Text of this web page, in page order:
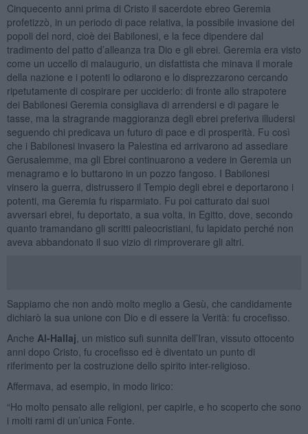
Cinquecento anni prima di Cristo il sacerdote ebreo Geremia
profetizzò, in un periodo di pace relativa, la possibile invasione dei
popoli del nord, cioè dei Babilonesi, e la fece dipendere dal
tradimento del patto d’alleanza tra Dio e gli ebrei. Geremia era visto
come un uccello di malaugurio, un disfattista che minava il morale
della nazione e i potenti lo odiarono e lo disprezzarono cercando
ripetutamente di cospirare per ucciderlo: di fronte allo strapotere
dei Babilonesi Geremia consigliava di arrendersi e di pagare le
tasse, ma la stragrande maggioranza degli ebrei preferiva illudersi
seguendo chi predicava un futuro di pace e di prosperità. Fu così
che i Babilonesi invasero la Palestina ed arrivarono ad assediare
Gerusalemme, ma gli Ebrei continuarono a vedere in Geremia un
menagramo e lo buttarono in un pozzo fangoso. I Babilonesi
vinsero la guerra, distrussero il Tempio degli ebrei e deportarono i
potenti, ma Geremia fu risparmiato. Fu poi catturato dai suoi
avversari ebrei, fu deportato, a sua volta, in Egitto, dove, secondo
quanto tramandano gli scritti paleocristiani, fu lapidato perché non
aveva abbandonato il suo vizio di rimproverare gli altri.
Sappiamo che non andò molto meglio a Gesù, che candidamente
dichiarò la sua unione con Dio e di essere la Verità: fu crocefisso.
Anche Al-Hallaj , un mistico sufi sunnita dell’Iran, vissuto ottocento
anni dopo Cristo, fu crocefisso ed è diventato un punto di
riferimento per la costruzione dello spirito inter-religioso.
Affermava, ad esempio, in modo lirico:
“Ho molto pensato alle religioni, per capirle, e ho scoperto che sono
i molti rami di un’unica Fonte.